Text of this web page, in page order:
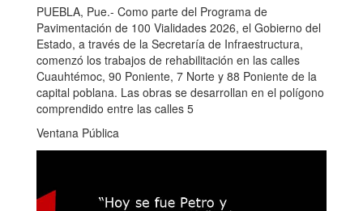
PUEBLA, Pue.- Como parte del Programa de
Pavimentación de 100 Vialidades 2026, el Gobierno del
Estado, a través de la Secretaría de Infraestructura,
comenzó los trabajos de rehabilitación en las calles
Cuauhtémoc, 90 Poniente, 7 Norte y 88 Poniente de la
capital poblana. Las obras se desarrollan en el polígono
comprendido entre las calles 5
Ventana Pública